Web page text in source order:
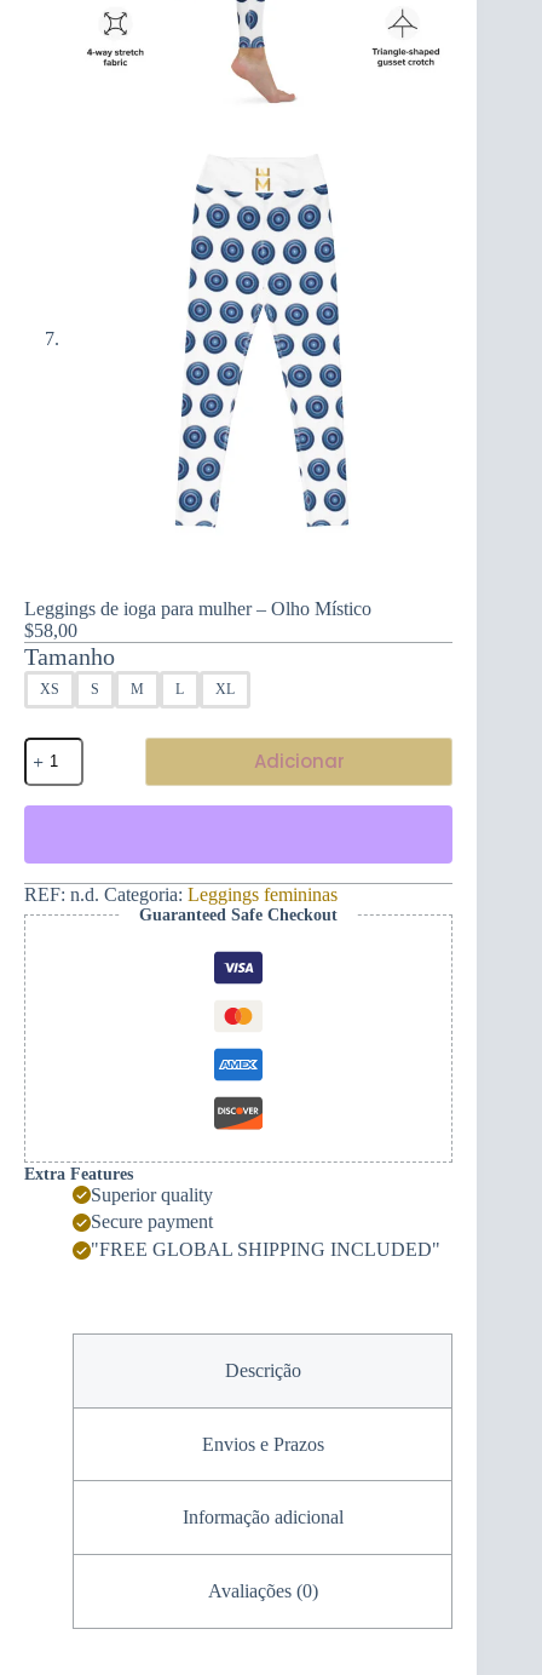
Leggings de ioga para mulher – Olho Místico
$58,00
Tamanho
XS S M L XL
Quantidade
de
Leggings
de
mulher
-
Olho
Místico
Adicionar
REF: n.d. Categoria: Leggings femininas
Guaranteed Safe Checkout
Extra Features
Superior quality
Secure payment
"FREE GLOBAL SHIPPING INCLUDED"
Descrição
Envios e Prazos
Informação adicional
Avaliações (0)